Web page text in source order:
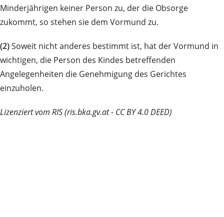
Minderjährigen keiner Person zu, der die Obsorge
zukommt, so stehen sie dem Vormund zu.
(2)Soweit nicht anderes bestimmt ist, hat der Vormund in
wichtigen, die Person des Kindes betreffenden
Angelegenheiten die Genehmigung des Gerichtes
einzuholen.
Lizenziert vom RIS (ris.bka.gv.at - CC BY 4.0 DEED)